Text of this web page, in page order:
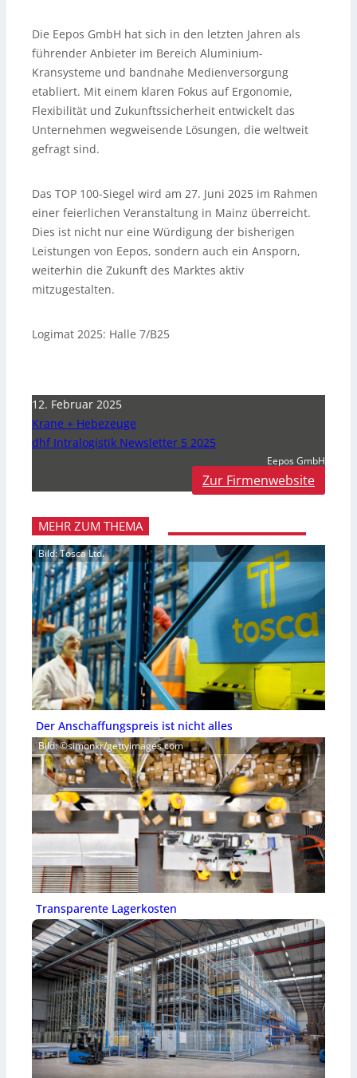
Die Eepos GmbH hat sich in den letzten Jahren als
führender Anbieter im Bereich Aluminium-
Kransysteme und bandnahe Medienversorgung
etabliert. Mit einem klaren Fokus auf Ergonomie,
Flexibilität und Zukunftssicherheit entwickelt das
Unternehmen wegweisende Lösungen, die weltweit
gefragt sind.
Das TOP 100-Siegel wird am 27. Juni 2025 im Rahmen
einer feierlichen Veranstaltung in Mainz überreicht.
Dies ist nicht nur eine Würdigung der bisherigen
Leistungen von Eepos, sondern auch ein Ansporn,
weiterhin die Zukunft des Marktes aktiv
mitzugestalten.
Logimat 2025: Halle 7/B25
12. Februar 2025
Krane + Hebezeuge
dhf Intralogistik Newsletter 5 2025
Eepos GmbH
Zur Firmenwebsite
MEHR ZUM THEMA
Bild: Tosca Ltd.
Der Anschaffungspreis ist nicht alles
Bild: ©simonkr/gettyimages.com
Transparente Lagerkosten